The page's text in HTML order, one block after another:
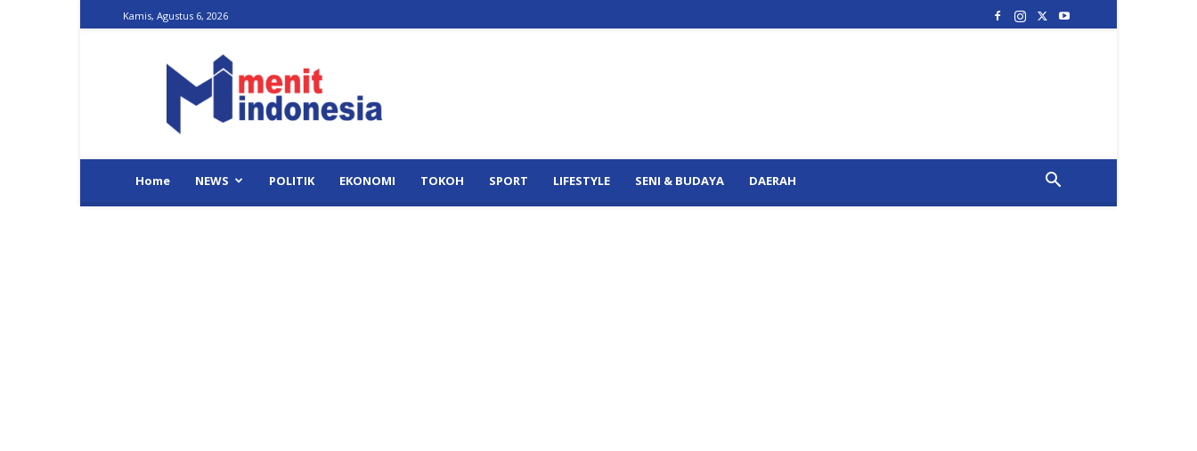
Kamis, Agustus 6, 2026
Indonesia
Home NEWS POLITIK EKONOMI TOKOH SPORT LIFESTYLE SENI & BUDAYA DAERAH